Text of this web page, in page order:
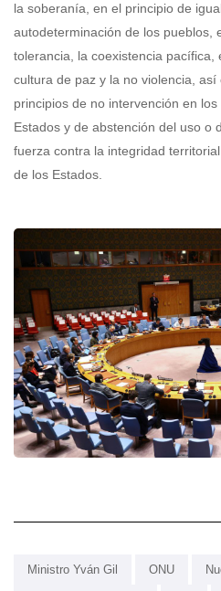
la soberanía, en el principio de
autodeterminación de los pueblos,
tolerancia, la coexistencia pacífica,
cultura de paz y la no violencia,
principios de no intervención en
Estados y de abstención del uso o
fuerza contra la integridad
de los Estados.
Ministro Yván Gil ONU